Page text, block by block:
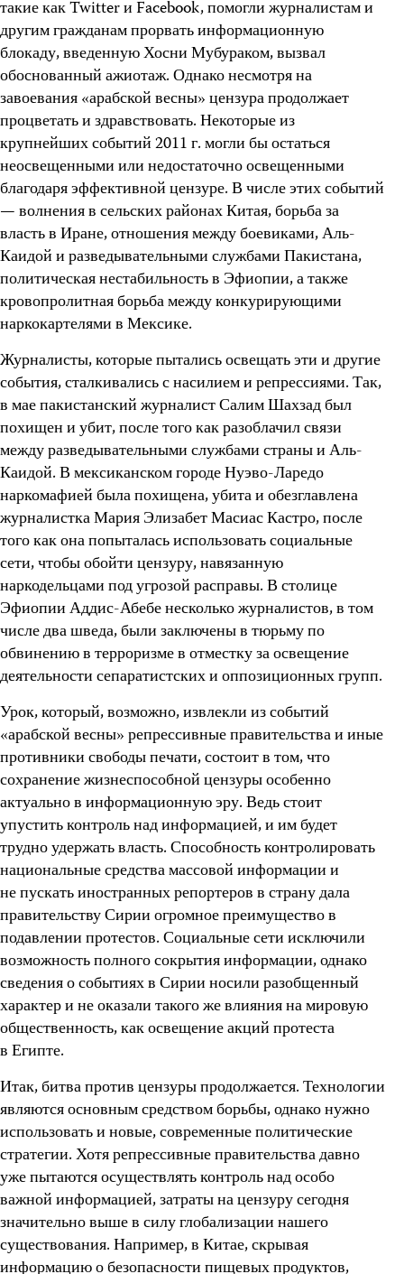
такие как Twitter и Facebook, помогли журналистам и
другим гражданам прорвать информационную
блокаду, введенную Хосни Мубураком, вызвал
обоснованный ажиотаж. Однако несмотря на
завоевания «арабской весны» цензура продолжает
процветать и здравствовать. Некоторые из
крупнейших событий 2011 г. могли бы остаться
неосвещенными или недостаточно освещенными
благодаря эффективной цензуре. В числе этих событий
— волнения в сельских районах Китая, борьба за
власть в Иране, отношения между боевиками, Аль-
Каидой и разведывательными службами Пакистана,
политическая нестабильность в Эфиопии, а также
кровопролитная борьба между конкурирующими
наркокартелями в Мексике.
Журналисты, которые пытались освещать эти и другие
события, сталкивались с насилием и репрессиями. Так,
в мае пакистанский журналист Салим Шахзад был
похищен и убит, после того как разоблачил связи
между разведывательными службами страны и Аль-
Каидой. В мексиканском городе Нуэво-Ларедо
наркомафией была похищена, убита и обезглавлена
журналистка Мария Элизабет Масиас Кастро, после
того как она попыталась использовать социальные
сети, чтобы обойти цензуру, навязанную
наркодельцами под угрозой расправы. В столице
Эфиопии Аддис-Абебе несколько журналистов, в том
числе два шведа, были заключены в тюрьму по
обвинению в терроризме в отместку за освещение
деятельности сепаратистских и оппозиционных групп.
Урок, который, возможно, извлекли из событий
«арабской весны» репрессивные правительства и иные
противники свободы печати, состоит в том, что
сохранение жизнеспособной цензуры особенно
актуально в информационную эру. Ведь стоит
упустить контроль над информацией, и им будет
трудно удержать власть. Способность контролировать
национальные средства массовой информации и
не пускать иностранных репортеров в страну дала
правительству Сирии огромное преимущество в
подавлении протестов. Социальные сети исключили
возможность полного сокрытия информации, однако
сведения о событиях в Сирии носили разобщенный
характер и не оказали такого же влияния на мировую
общественность, как освещение акций протеста
в Египте.
Итак, битва против цензуры продолжается. Технологии
являются основным средством борьбы, однако нужно
использовать и новые, современные политические
стратегии. Хотя репрессивные правительства давно
уже пытаются осуществлять контроль над особо
важной информацией, затраты на цензуру сегодня
значительно выше в силу глобализации нашего
существования. Например, в Китае, скрывая